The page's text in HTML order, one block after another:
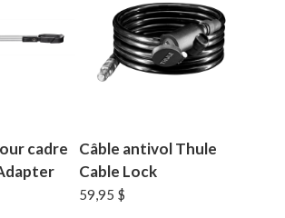
cadre
Câble antivol Thule
Cable Lock
59,95 $